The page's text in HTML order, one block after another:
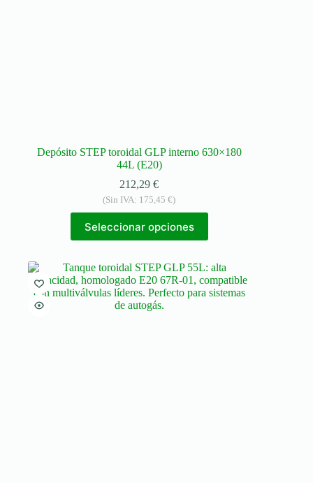
Depósito STEP toroidal GLP interno 630×180
44L (E20)
212,29€
(Sin IVA: 175,45€)
Seleccionar opciones